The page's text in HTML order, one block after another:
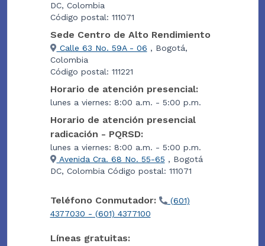
DC, Colombia
Código postal: 111071
Sede Centro de Alto Rendimiento
Calle 63 No. 59A - 06 , Bogotá,
Colombia
Código postal: 111221
Horario de atención presencial:
lunes a viernes: 8:00 a.m. - 5:00 p.m.
Horario de atención presencial
radicación - PQRSD:
lunes a viernes: 8:00 a.m. - 5:00 p.m.
Avenida Cra. 68 No. 55-65 , Bogotá
DC, Colombia Código postal: 111071
Teléfono Conmutador:
(601)
4377030 - (601) 4377100
Líneas gratuitas: